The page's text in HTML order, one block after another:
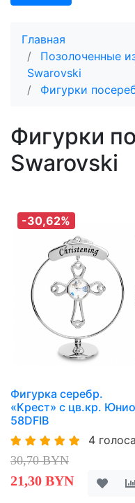
Главная
Позолоченные
Swarovski
Фигурки
Фигурки
Swarovski
-30,62%
Фигурка серебр.
«Крест» с цв.кр.
58DFIB
4 голоса
30,70 BYN
21,30 BYN